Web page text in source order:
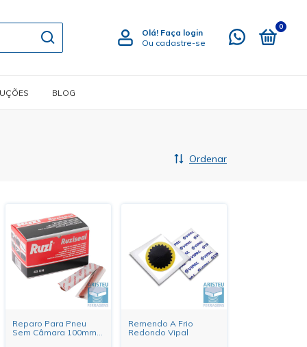
Olá! Faça login
Ou cadastre-se
0
BLOG
Ordenar
Reparo Para Pneu
Sem Câmara 100mm
Remendo A Frio
Redondo Vipal